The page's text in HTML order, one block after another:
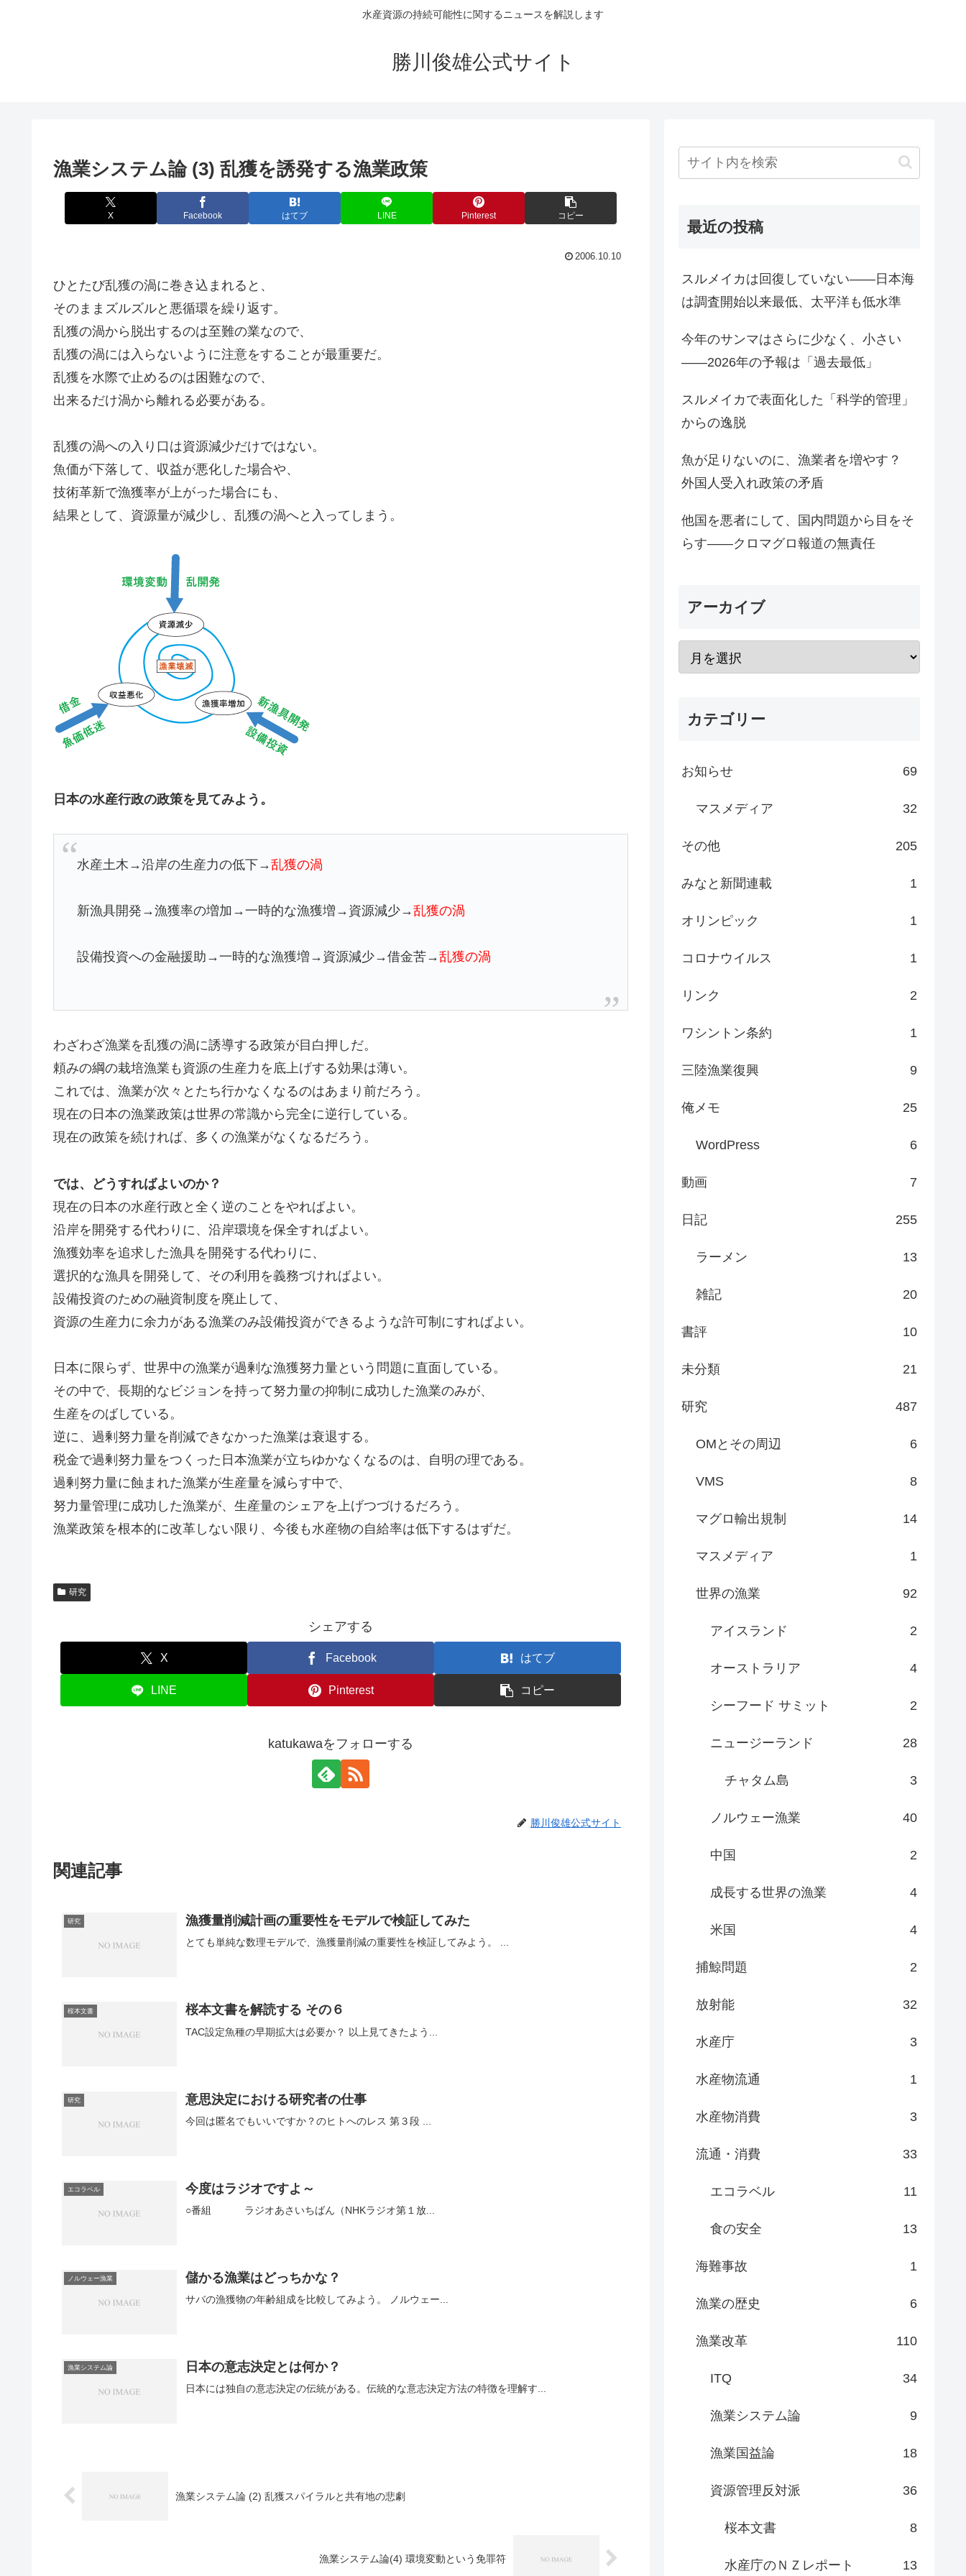
水産資源の持続可能性に関するニュースを解説します
勝川俊雄公式サイト
漁業システム論 (3) 乱獲を誘発する漁業政策
X Facebook はてブ LINE Pinterest コピー
2006.10.10
ひとたび乱獲の渦に巻き込まれると、
そのままズルズルと悪循環を繰り返す。
乱獲の渦から脱出するのは至難の業なので、
乱獲の渦には入らないように注意をすることが最重要だ。
乱獲を水際で止めるのは困難なので、
出来るだけ渦から離れる必要がある。
乱獲の渦への入り口は資源減少だけではない。
魚価が下落して、収益が悪化した場合や、
技術革新で漁獲率が上がった場合にも、
結果として、資源量が減少し、乱獲の渦へと入ってしまう。
日本の水産行政の政策を見てみよう。
水産土木→沿岸の生産力の低下→乱獲の渦
新漁具開発→漁獲率の増加→一時的な漁獲増→資源減少→乱獲の渦
設備投資への金融援助→一時的な漁獲増→資源減少→借金苦→乱獲の渦
わざわざ漁業を乱獲の渦に誘導する政策が目白押しだ。
頼みの綱の栽培漁業も資源の生産力を底上げする効果は薄い。
これでは、漁業が次々とたち行かなくなるのはあまり前だろう。
現在の日本の漁業政策は世界の常識から完全に逆行している。
現在の政策を続ければ、多くの漁業がなくなるだろう。
では、どうすればよいのか？
現在の日本の水産行政と全く逆のことをやればよい。
沿岸を開発する代わりに、沿岸環境を保全すればよい。
漁獲効率を追求した漁具を開発する代わりに、
選択的な漁具を開発して、その利用を義務づければよい。
設備投資のための融資制度を廃止して、
資源の生産力に余力がある漁業のみ設備投資ができるような許可制にすればよい。
日本に限らず、世界中の漁業が過剰な漁獲努力量という問題に直面している。
その中で、長期的なビジョンを持って努力量の抑制に成功した漁業のみが、
生産をのばしている。
逆に、過剰努力量を削減できなかった漁業は衰退する。
税金で過剰努力量をつくった日本漁業が立ちゆかなくなるのは、自明の理である。
過剰努力量に蝕まれた漁業が生産量を減らす中で、
努力量管理に成功した漁業が、生産量のシェアを上げつづけるだろう。
漁業政策を根本的に改革しない限り、今後も水産物の自給率は低下するはずだ。
研究
シェアする
X Facebook はてブ
LINE Pinterest コピー
katukawaをフォローする
勝川俊雄公式サイト
関連記事
研究 漁獲量削減計画の重要性をモデルで検証してみた
とても単純な数理モデルで、漁獲量削減の重要性を検証してみよう。 ...
桜本文書 桜本文書を解読する その６
TAC設定魚種の早期拡大は必要か？ 以上見てきたよう...
研究 意思決定における研究者の仕事
エコラベル 今度はラジオですよ～
○番組 ラジオあさいちばん（NHKラジオ第１放...
ノルウェー漁業 儲かる漁業はどっちかな？
サバの漁獲物の年齢組成を比較してみよう。 ノルウェー...
漁業システム論 日本の意志決定とは何か？
日本には独自の意志決定の伝統がある。伝統的な意志決定方法の特徴を理解す...
漁業システム論 (2) 乱獲スパイラルと共有地の悲劇
漁業システム論(4) 環境変動という免罪符
最近の投稿
スルメイカは回復していない――日本海
は調査開始以来最低、太平洋も低水準
今年のサンマはさらに少なく、小さい
――2026年の予報は「過去最低」
スルメイカで表面化した「科学的管理」
からの逸脱
魚が足りないのに、漁業者を増やす？
外国人受入れ政策の矛盾
他国を悪者にして、国内問題から目をそ
らす――クロマグロ報道の無責任
アーカイブ
カテゴリー
お知らせ 69
マスメディア 32
その他 205
みなと新聞連載 1
オリンピック 1
コロナウイルス 1
リンク 2
ワシントン条約 1
三陸漁業復興 9
俺メモ 25
WordPress 6
動画 7
日記 255
ラーメン 13
雑記 20
書評 10
未分類 21
研究 487
OMとその周辺 6
VMS 8
マグロ輸出規制 14
マスメディア 1
世界の漁業 92
アイスランド 2
オーストラリア 4
シーフード サミット 2
ニュージーランド 28
チャタム島 3
ノルウェー漁業 40
中国 2
成長する世界の漁業 4
米国 4
捕鯨問題 2
放射能 32
水産庁 3
水産物流通 1
水産物消費 3
流通・消費 33
エコラベル 11
食の安全 13
海難事故 1
漁業の歴史 6
漁業改革 110
ITQ 34
漁業システム論 9
漁業国益論 18
資源管理反対派 36
桜本文書 8
水産庁のＮＺレポート 13